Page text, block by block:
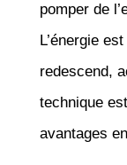
pomper de
L’énergie
redescend,
technique
avantages